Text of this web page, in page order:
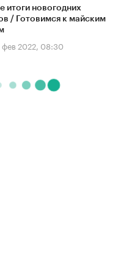
итоги новогодних
/ Готовимся к майским
фев 2022, 08:30